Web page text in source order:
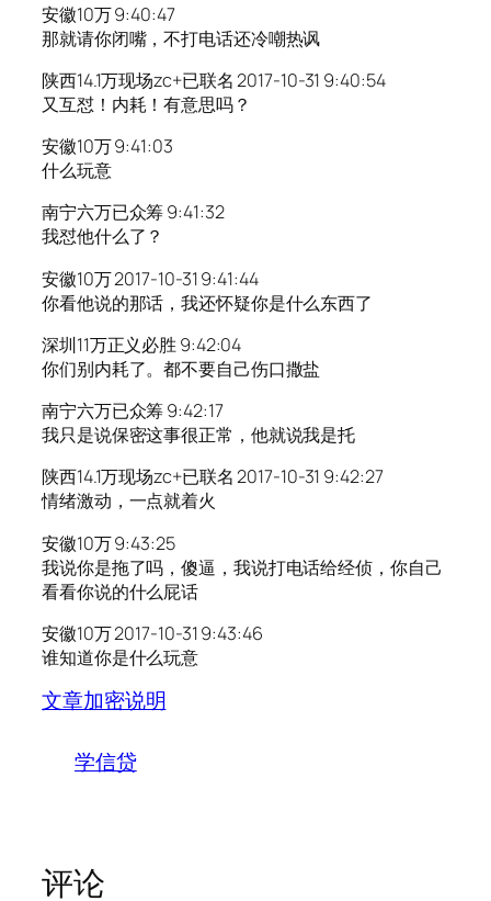
安徽10万 9:40:47
那就请你闭嘴，不打电话还冷嘲热讽
陕西14.1万现场zc+已联名 2017-10-31 9:40:54
又互怼！内耗！有意思吗？
安徽10万 9:41:03
什么玩意
南宁六万已众筹 9:41:32
我怼他什么了？
安徽10万 2017-10-31 9:41:44
你看他说的那话，我还怀疑你是什么东西了
深圳11万正义必胜 9:42:04
你们别内耗了。都不要自己伤口撒盐
南宁六万已众筹 9:42:17
我只是说保密这事很正常，他就说我是托
陕西14.1万现场zc+已联名 2017-10-31 9:42:27
情绪激动，一点就着火
安徽10万 9:43:25
我说你是拖了吗，傻逼，我说打电话给经侦，你自己
看看你说的什么屁话
安徽10万 2017-10-31 9:43:46
谁知道你是什么玩意
文章加密说明
学信贷
评论